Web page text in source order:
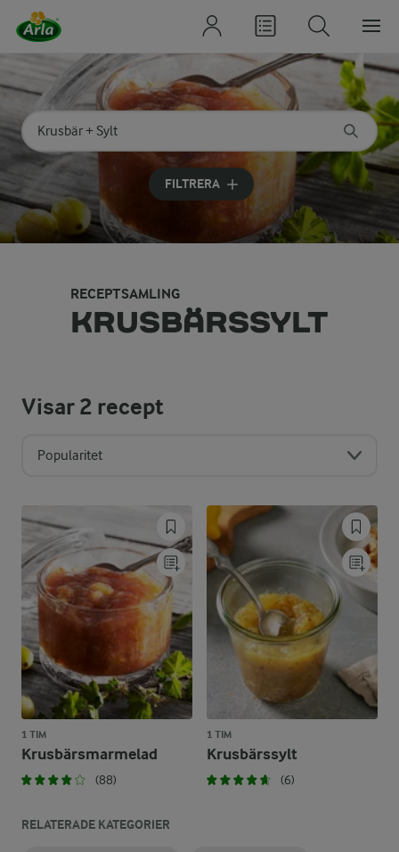
Sök på kategori eller ingrediens
Skriv in sökord för att få förslag
FILTRERA
RECEPTSAMLING
KRUSBÄRSSYLT
Visar2 recept
Popularitet
1 TIM
Krusbärsmarmelad
(88)
1 TIM
Krusbärssylt
(6)
RELATERADE KATEGORIER